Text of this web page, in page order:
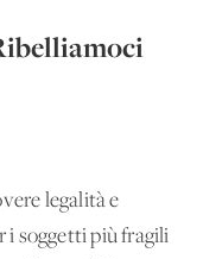
legalità e
i soggetti più fragili